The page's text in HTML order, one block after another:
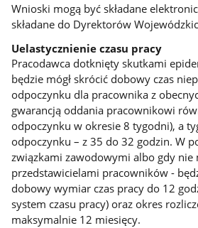
Wnioski mogą być składane
składane do Dyrektorów
Uelastycznienie czasu pracy
Pracodawca dotknięty skutkami
będzie mógł skrócić dobowy czas
odpoczynku dla pracownika z
gwarancją oddania pracownikowi
odpoczynku w okresie 8 tygodni), a
odpoczynku – z 35 do 32 godzin. W
związkami zawodowymi albo gdy nie
przedstawicielami pracowników -
dobowy wymiar czas pracy do 12
system czasu pracy) oraz okres
maksymalnie 12 miesięcy.